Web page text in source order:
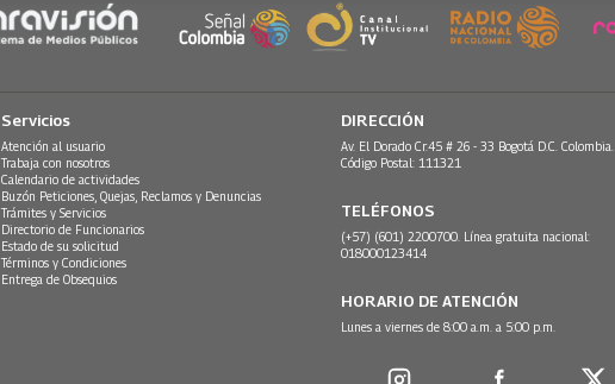
Servicios
Atención al usuario
Trabaja con nosotros
Calendario de actividades
Buzón Peticiones, Quejas, Reclamos y Denuncias
Trámites y Servicios
Directorio de Funcionarios
Estado de su solicitud
Términos y Condiciones
Entrega de Obsequios
DIRECCIÓN
Av. El Dorado Cr.45 # 26 - 33 Bogotá D.C. Colombia.
Código Postal: 111321
TELÉFONOS
(+57) (601) 2200700. Línea gratuita nacional:
018000123414
HORARIO DE ATENCIÓN
Lunes a viernes de 8:00 a.m. a 5:00 p.m.